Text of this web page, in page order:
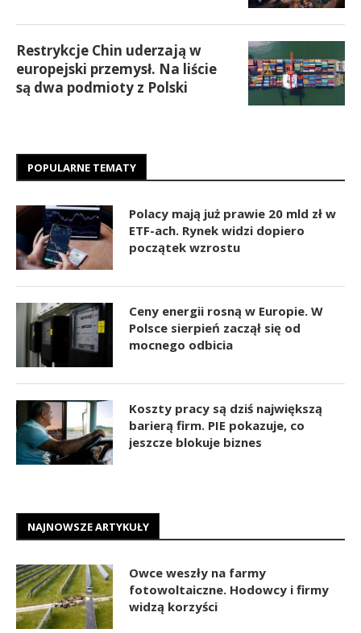
Restrykcje Chin uderzają w
europejski przemysł. Na liście
są dwa podmioty z Polski
POPULARNE TEMATY
Polacy mają już prawie 20 mld zł w
ETF-ach. Rynek widzi dopiero
początek wzrostu
Ceny energii rosną w Europie. W
Polsce sierpień zaczął się od
mocnego odbicia
Koszty pracy są dziś największą
barierą firm. PIE pokazuje, co
jeszcze blokuje biznes
NAJNOWSZE ARTYKUŁY
Owce weszły na farmy
fotowoltaiczne. Hodowcy i firmy
widzą korzyści